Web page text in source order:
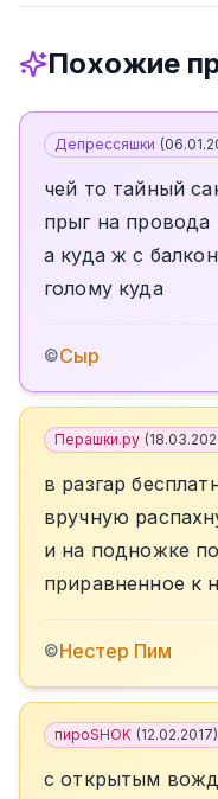
Похожие
Депрессяшки (
чей то тайный
прыг на провода
а куда ж с
голому куда
©Сыр
Перашки.ру (
в разгар
вручную
и на подножке
приравненное к
©️Нестер Пим
пироSHOK (12.02.2017)
с открытым